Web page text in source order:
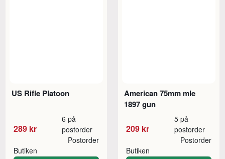
US Rifle Platoon
289 kr
6 på
postorder
Butiken
Postorder
American 75mm mle
1897 gun
209 kr
5 på
postorder
Butiken
Postorder